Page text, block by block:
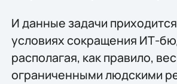
И данные задачи
условиях сокращения ИТ-
располагая, как правило,
ограниченными людскими